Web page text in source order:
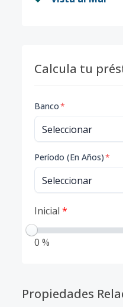
Calcula tu
Banco*
Período (En Años)*
Inicial *
0 %
Propiedades